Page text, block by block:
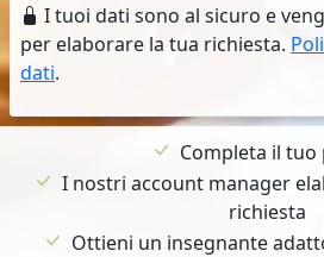
I tuoi dati sono al sicuro e
per elaborare la tua richiesta.
dati.
Completa il
I nostri account manager
richiesta
Ottieni un insegnante